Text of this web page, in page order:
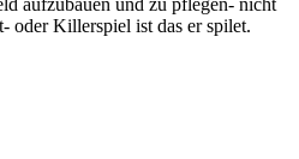
oder Killerspiel ist das er spilet.